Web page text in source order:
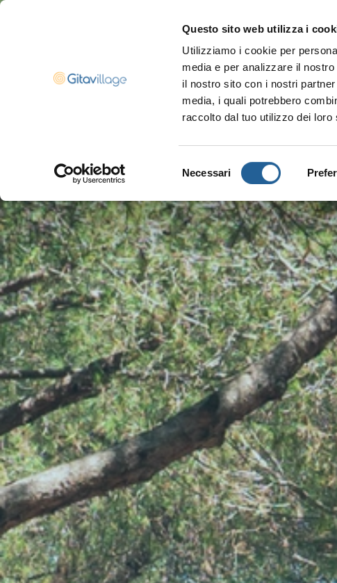
Questo sito web utilizza i
Utilizziamo i cookie per
media e per analizzare il
il nostro sito con i nostri
media, i quali potrebbero
raccolto dal tuo utilizzo dei loro
del
Necessari
Navigazione